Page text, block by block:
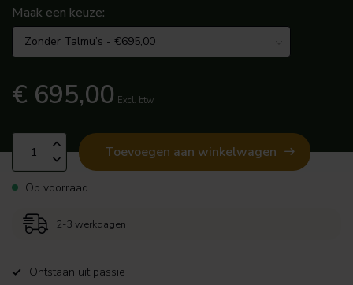
Maak een keuze:
€ 695,00 Excl. btw
Toevoegen aan winkelwagen
Op voorraad
2-3 werkdagen
Ontstaan uit passie